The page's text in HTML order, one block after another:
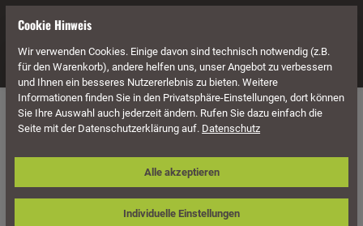
Navigation
Überdachung Terrassenüberdachungen
Skan Holz Aluminium-
Terrassenüberdachung Genua 541 x
257 cm, weiß, Doppelstegplatten
Cookie Hinweis
Wir verwenden Cookies. Einige davon sind technisch notwendig (z.B.
für den Warenkorb), andere helfen uns, unser Angebot zu verbessern
und Ihnen ein besseres Nutzererlebnis zu bieten. Weitere
Informationen finden Sie in den Privatsphäre-Einstellungen, dort können
Sie Ihre Auswahl auch jederzeit ändern. Rufen Sie dazu einfach die
Seite mit der Datenschutzerklärung auf. Datenschutz
Individuelle Einstellungen
Alle akzeptieren